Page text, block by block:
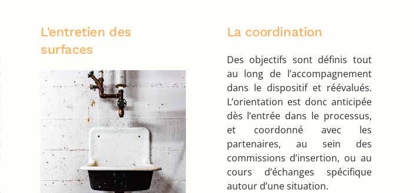
L'entretien des
surfaces
La coordination
Des objectifs sont définis tout
au long de l’accompagnement
dans le dispositif et réévalués.
L’orientation est donc anticipée
dès l’entrée dans le processus,
et coordonné avec les
partenaires, au sein des
commissions d’insertion, ou au
cours d’échanges spécifique
autour d’une situation.